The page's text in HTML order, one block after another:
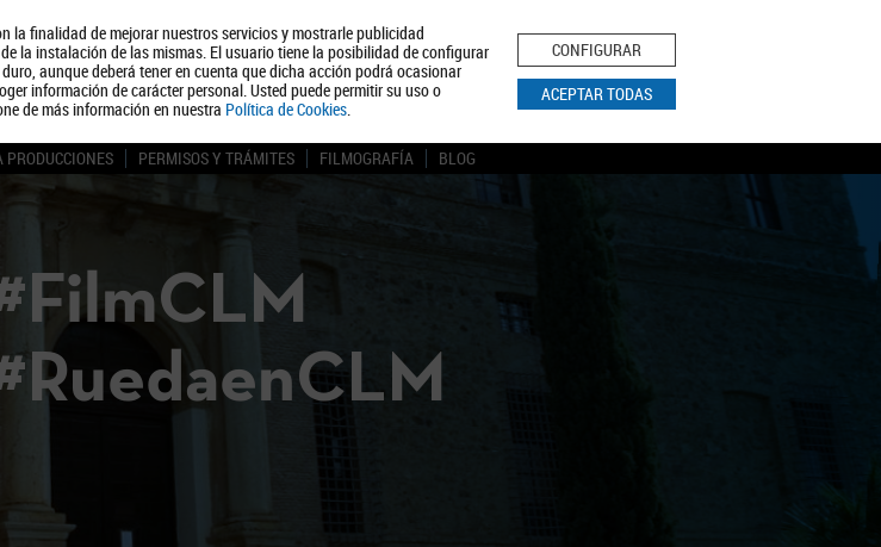
la finalidad de mejorar nuestros servicios y mostrarle publicidad
la instalación de las mismas. El usuario tiene la posibilidad de configurar
aunque deberá tener en cuenta que dicha acción podrá ocasionar
información de carácter personal. Usted puede permitir su uso o
de más información en nuestra Política de Cookies.
CONFIGURAR
ACEPTAR TODAS
Quiénes somos Turismo Política de Privacidad Aviso Legal Política de Cookies
BUSCAR
PRODUCCIONES PERMISOS Y TRÁMITES FILMOGRAFÍA BLOG